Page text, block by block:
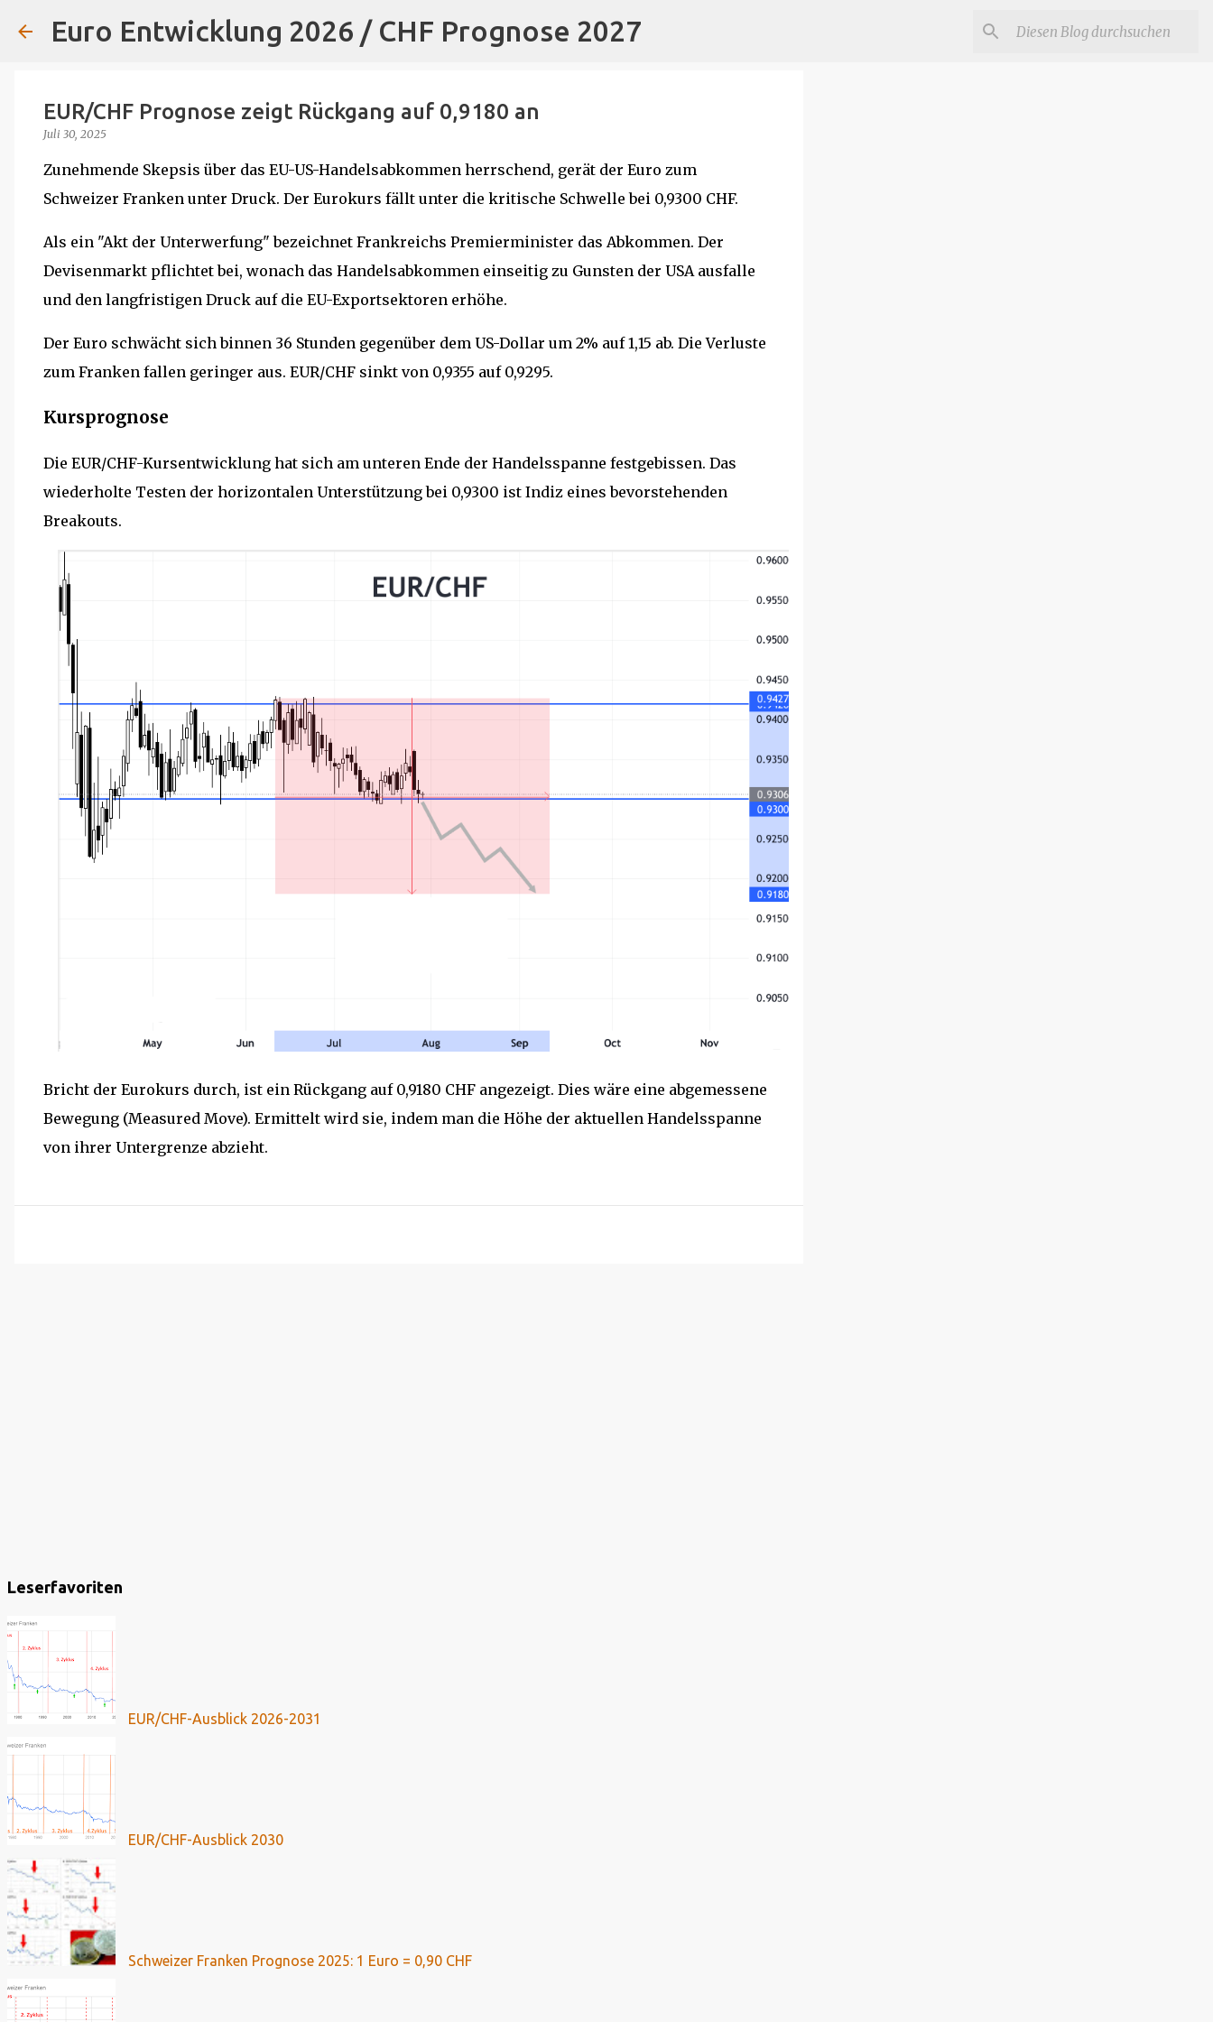
Direkt zum Hauptbereich
Euro Entwicklung 2026 / CHF Prognose 2027
EUR/CHF Prognose zeigt Rückgang auf 0,9180 an
Juli 30, 2025
Zunehmende Skepsis über das EU-US-Handelsabkommen herrschend, gerät der Euro zum
Schweizer Franken unter Druck. Der Eurokurs fällt unter die kritische Schwelle bei 0,9300 CHF.
Als ein "Akt der Unterwerfung" bezeichnet Frankreichs Premierminister das Abkommen. Der
Devisenmarkt pflichtet bei, wonach das Handelsabkommen einseitig zu Gunsten der USA ausfalle
und den langfristigen Druck auf die EU-Exportsektoren erhöhe.
Der Euro schwächt sich binnen 36 Stunden gegenüber dem US-Dollar um 2% auf 1,15 ab. Die Verluste
zum Franken fallen geringer aus. EUR/CHF sinkt von 0,9355 auf 0,9295.
Kursprognose
Die EUR/CHF-Kursentwicklung hat sich am unteren Ende der Handelsspanne festgebissen. Das
wiederholte Testen der horizontalen Unterstützung bei 0,9300 ist Indiz eines bevorstehenden
Breakouts.
Bricht der Eurokurs durch, ist ein Rückgang auf 0,9180 CHF angezeigt. Dies wäre eine abgemessene
Bewegung (Measured Move). Ermittelt wird sie, indem man die Höhe der aktuellen Handelsspanne
von ihrer Untergrenze abzieht.
Leserfavoriten
EUR/CHF-Ausblick 2026-2031
EUR/CHF-Ausblick 2030
Schweizer Franken Prognose 2025: 1 Euro = 0,90 CHF